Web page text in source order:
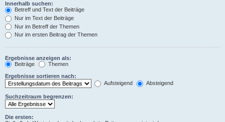
Innerhalb suchen:
Betreff und Text der Beiträge
Nur im Text der Beiträge
Nur im Betreff der Themen
Nur im ersten Beitrag der Themen
Ergebnisse anzeigen als:
Beiträge
Themen
Ergebnisse sortieren nach:
Aufsteigend
Absteigend
Suchzeitraum begrenzen:
Die ersten: